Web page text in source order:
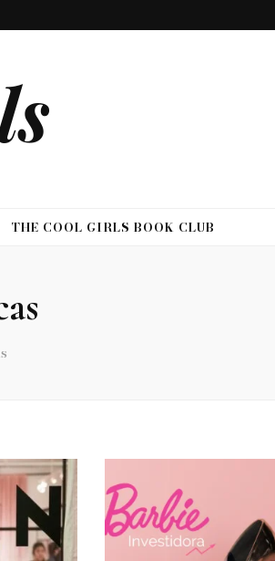
THE COOL GIRLS BOOK CLUB